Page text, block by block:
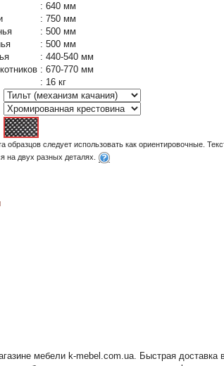
: 640 мм
: 750 мм
: 500 мм
: 500 мм
: 440-540 мм
: 670-770 мм
: 16 кг
образцов следует использовать как ориентировочные.
на двух разных деталях.
мебели k-mebel.com.ua. Быстрая